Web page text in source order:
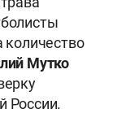
количество
Мутко
России.